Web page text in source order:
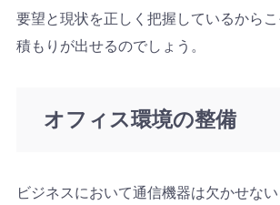
要望と現状を正しく把握しているから
積もりが出せるのでしょう。
オフィス環境の整備
ビジネスにおいて通信機器は欠かせない